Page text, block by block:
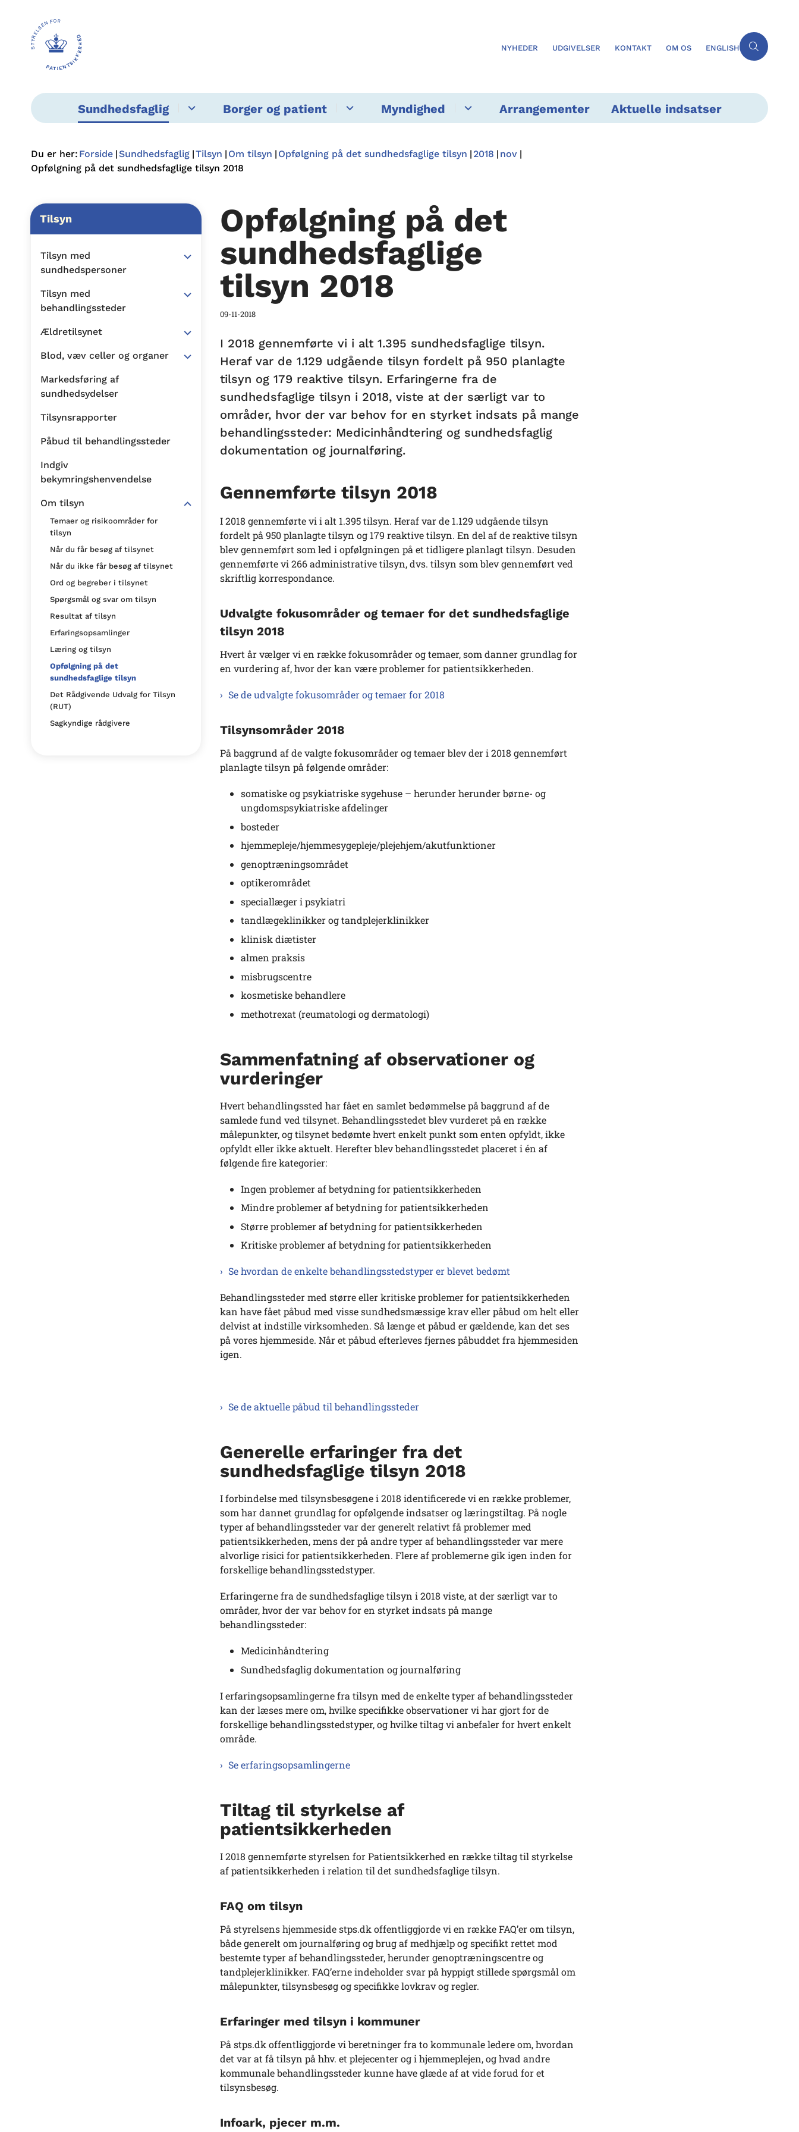
NYHEDER UDGIVELSER KONTAKT OM OS ENGLISH
Sundhedsfaglig Borger og patient Myndighed Arrangementer Aktuelle indsatser
Du er her: Forside Sundhedsfaglig Tilsyn Om tilsyn Opfølgning på det sundhedsfaglige tilsyn 2018
nov
Opfølgning på det sundhedsfaglige tilsyn 2018
Tilsyn
Tilsyn med
sundhedspersoner
Tilsyn med
behandlingssteder
Ældretilsynet
Blod, væv celler og organer
Markedsføring af
sundhedsydelser
Tilsynsrapporter
Påbud til behandlingssteder
Indgiv
bekymringshenvendelse
Om tilsyn
Temaer og risikoområder for
tilsyn
Når du får besøg af tilsynet
Når du ikke får besøg af tilsynet
Ord og begreber i tilsynet
Spørgsmål og svar om tilsyn
Resultat af tilsyn
Erfaringsopsamlinger
Læring og tilsyn
Opfølgning på det
sundhedsfaglige tilsyn
Det Rådgivende Udvalg for Tilsyn
(RUT)
Sagkyndige rådgivere
Opfølgning på det
sundhedsfaglige
tilsyn 2018
09-11-2018
I 2018 gennemførte vi i alt 1.395 sundhedsfaglige tilsyn.
Heraf var de 1.129 udgående tilsyn fordelt på 950 planlagte
tilsyn og 179 reaktive tilsyn. Erfaringerne fra de
sundhedsfaglige tilsyn i 2018, viste at der særligt var to
områder, hvor der var behov for en styrket indsats på mange
behandlingssteder: Medicinhåndtering og sundhedsfaglig
dokumentation og journalføring.
Gennemførte tilsyn 2018
I 2018 gennemførte vi i alt 1.395 tilsyn. Heraf var de 1.129 udgående tilsyn
fordelt på 950 planlagte tilsyn og 179 reaktive tilsyn. En del af de reaktive tilsyn
blev gennemført som led i opfølgningen på et tidligere planlagt tilsyn. Desuden
gennemførte vi 266 administrative tilsyn, dvs. tilsyn som blev gennemført ved
skriftlig korrespondance.
Udvalgte fokusområder og temaer for det sundhedsfaglige
tilsyn 2018
Hvert år vælger vi en række fokusområder og temaer, som danner grundlag for
en vurdering af, hvor der kan være problemer for patientsikkerheden.
Se de udvalgte fokusområder og temaer for 2018
Tilsynsområder 2018
På baggrund af de valgte fokusområder og temaer blev der i 2018 gennemført
planlagte tilsyn på følgende områder:
somatiske og psykiatriske sygehuse – herunder herunder børne- og
ungdomspsykiatriske afdelinger
bosteder
hjemmepleje/hjemmesygepleje/plejehjem/akutfunktioner
genoptræningsområdet
optikerområdet
speciallæger i psykiatri
tandlægeklinikker og tandplejerklinikker
klinisk diætister
almen praksis
misbrugscentre
kosmetiske behandlere
methotrexat (reumatologi og dermatologi)
Sammenfatning af observationer og
vurderinger
Hvert behandlingssted har fået en samlet bedømmelse på baggrund af de
samlede fund ved tilsynet. Behandlingsstedet blev vurderet på en række
målepunkter, og tilsynet bedømte hvert enkelt punkt som enten opfyldt, ikke
opfyldt eller ikke aktuelt. Herefter blev behandlingsstedet placeret i én af
følgende fire kategorier:
Ingen problemer af betydning for patientsikkerheden
Mindre problemer af betydning for patientsikkerheden
Større problemer af betydning for patientsikkerheden
Kritiske problemer af betydning for patientsikkerheden
Se hvordan de enkelte behandlingsstedstyper er blevet bedømt
Behandlingssteder med større eller kritiske problemer for patientsikkerheden
kan have fået påbud med visse sundhedsmæssige krav eller påbud om helt eller
delvist at indstille virksomheden. Så længe et påbud er gældende, kan det ses
på vores hjemmeside. Når et påbud efterleves fjernes påbuddet fra hjemmesiden
igen.
Se de aktuelle påbud til behandlingssteder
Generelle erfaringer fra det
sundhedsfaglige tilsyn 2018
I forbindelse med tilsynsbesøgene i 2018 identificerede vi en række problemer,
som har dannet grundlag for opfølgende indsatser og læringstiltag. På nogle
typer af behandlingssteder var der generelt relativt få problemer med
patientsikkerheden, mens der på andre typer af behandlingssteder var mere
alvorlige risici for patientsikkerheden. Flere af problemerne gik igen inden for
forskellige behandlingsstedstyper.
Erfaringerne fra de sundhedsfaglige tilsyn i 2018 viste, at der særligt var to
områder, hvor der var behov for en styrket indsats på mange
behandlingssteder:
Medicinhåndtering
Sundhedsfaglig dokumentation og journalføring
I erfaringsopsamlingerne fra tilsyn med de enkelte typer af behandlingssteder
kan der læses mere om, hvilke specifikke observationer vi har gjort for de
forskellige behandlingsstedstyper, og hvilke tiltag vi anbefaler for hvert enkelt
område.
Se erfaringsopsamlingerne
Tiltag til styrkelse af
patientsikkerheden
I 2018 gennemførte styrelsen for Patientsikkerhed en række tiltag til styrkelse
af patientsikkerheden i relation til det sundhedsfaglige tilsyn.
FAQ om tilsyn
På styrelsens hjemmeside stps.dk offentliggjorde vi en række FAQ’er om tilsyn,
både generelt om journalføring og brug af medhjælp og specifikt rettet mod
bestemte typer af behandlingssteder, herunder genoptræningscentre og
tandplejerklinikker. FAQ’erne indeholder svar på hyppigt stillede spørgsmål om
målepunkter, tilsynsbesøg og specifikke lovkrav og regler.
Erfaringer med tilsyn i kommuner
På stps.dk offentliggjorde vi beretninger fra to kommunale ledere om, hvordan
det var at få tilsyn på hhv. et plejecenter og i hjemmeplejen, og hvad andre
kommunale behandlingssteder kunne have glæde af at vide forud for et
tilsynsbesøg.
Infoark, pjecer m.m.